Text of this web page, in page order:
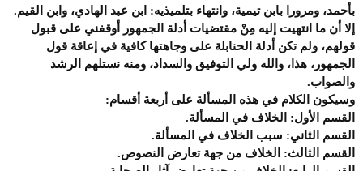
بأحمد، ومرورا بابن تيمية، وانتهاء بتلميذيه: ابن عبد الهادي، وابن القيم.
إلا أن ما انتهيت إليه مِنْ مقتضيات أدلة الجمهور أوقفني على قبول
قولهم، ولم تكن أدلة الحنابلة على وجاهتها كافية في إعاقة قول
الجمهور، هذا، والله ولي التوفيق والسداد، ومنه نستلهم الرشد
والصواب.
وسيكون الكلام في هذه المسألة على أربعة أقسام:
القسم الأول:
الخلاف في المسألة.
القسم الثاني: سبب الخلاف في المسألة.
القسم الثالث:
الخلاف من جهة تعارض النصوص.